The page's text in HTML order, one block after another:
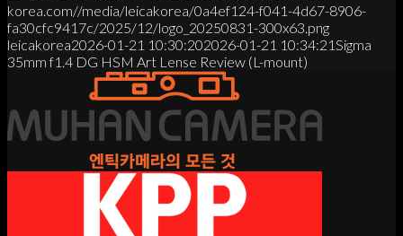
korea.com//media/leicakorea/0a4ef124-f041-4d67-8906-
fa30cfc9417c/2025/12/logo_20250831-300x63.png
leicakorea2026-01-21 10:30:202026-01-21 10:34:21 Sigma
35mm f1.4 DG HSM Art Lense Review (L-mount)